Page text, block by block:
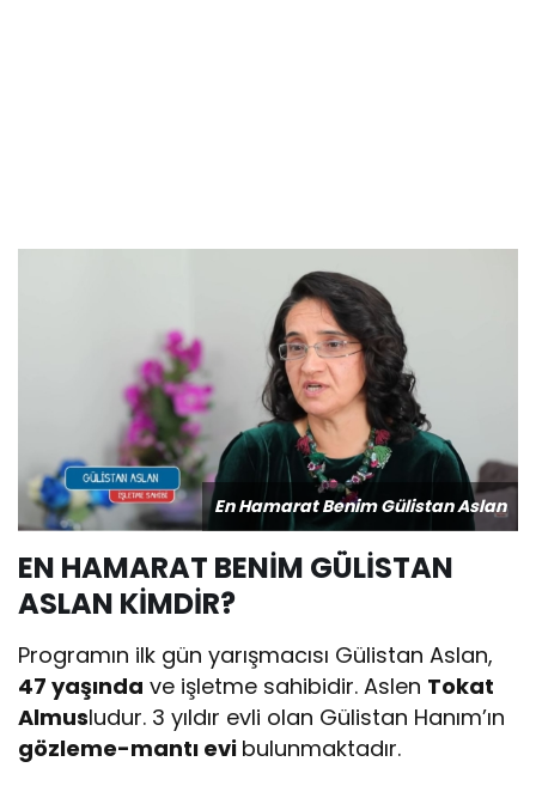
En Hamarat Benim Gülistan Aslan
EN HAMARAT BENİM GÜLİSTAN
ASLAN KİMDİR?
Programın ilk gün yarışmacısı Gülistan Aslan,
47 yaşında ve işletme sahibidir. Aslen Tokat
Almusludur. 3 yıldır evli olan Gülistan Hanım’ın
gözleme-mantı evi bulunmaktadır.